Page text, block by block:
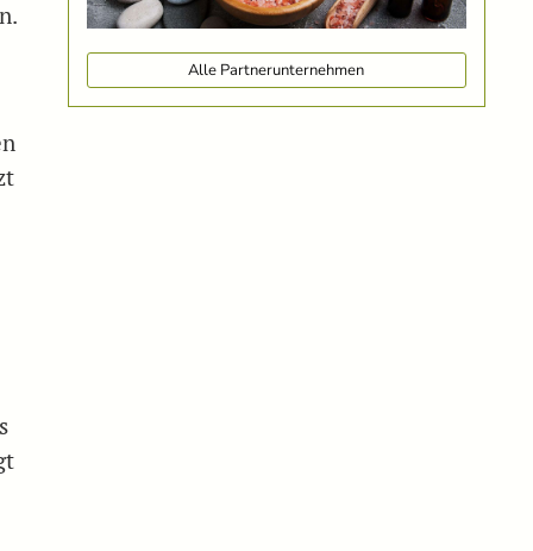
Alle Partnerunternehmen